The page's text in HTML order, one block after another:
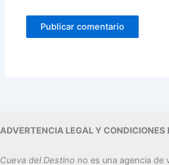
ADVERTENCIA LEGAL Y CONDICIONES
Cueva del Destino no es una agencia de